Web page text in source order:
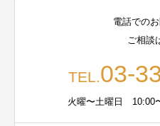
電話での
ご相談
TEL.03-
火曜〜土曜日 10:00